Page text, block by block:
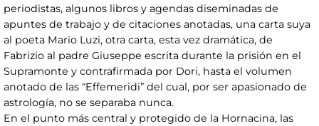
periodistas, algunos libros y agendas diseminadas de
apuntes de trabajo y de citaciones anotadas, una carta suya
al poeta Mario Luzi, otra carta, esta vez dramática, de
Fabrizio al padre Giuseppe escrita durante la prisión en el
Supramonte y contrafirmada por Dori, hasta el volumen
anotado de las “Effemeridi” del cual, por ser apasionado de
astrología, no se separaba nunca.
En el punto más central y protegido de la Hornacina, las